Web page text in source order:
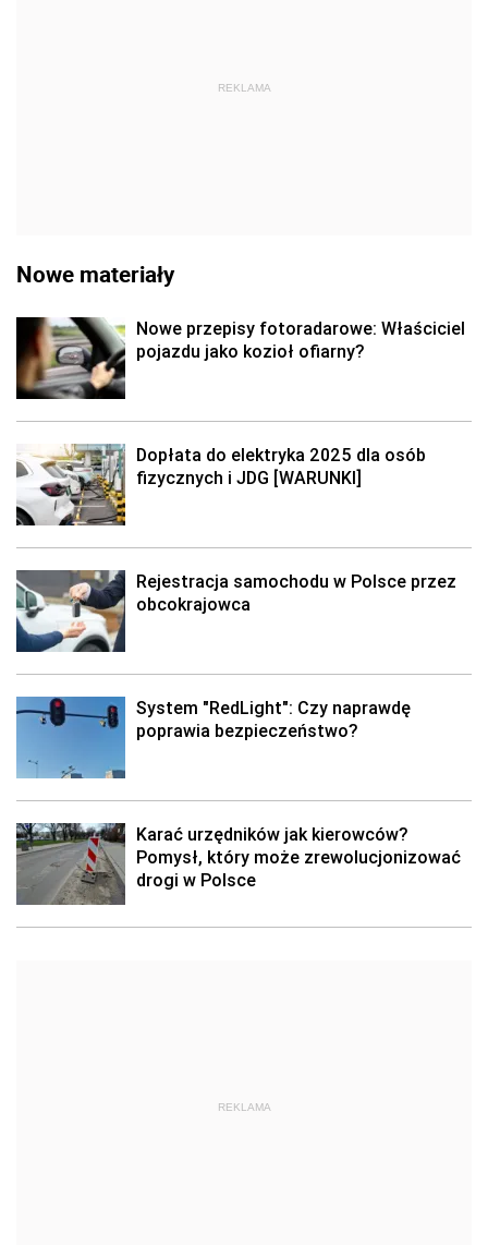
REKLAMA
Nowe materiały
Nowe przepisy fotoradarowe: Właściciel
pojazdu jako kozioł ofiarny?
Dopłata do elektryka 2025 dla osób
fizycznych i JDG [WARUNKI]
Rejestracja samochodu w Polsce przez
obcokrajowca
System "RedLight": Czy naprawdę
poprawia bezpieczeństwo?
Karać urzędników jak kierowców?
Pomysł, który może zrewolucjonizować
drogi w Polsce
REKLAMA